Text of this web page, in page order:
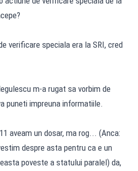
verificare speciala era la SRI, cred
m-a rugat sa vorbim de
puneti impreuna informatiile.
aveam un dosar, ma rog... (Anca:
despre asta pentru ca e un
poveste a statului paralel) da,